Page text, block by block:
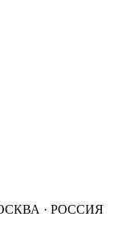
· РОССИЯ